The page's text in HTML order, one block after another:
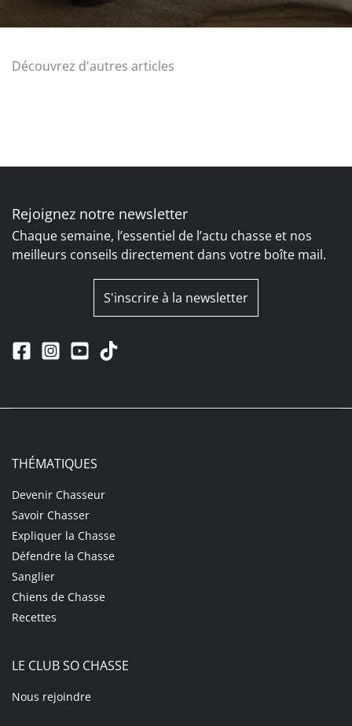
Découvrez d'autres articles
Rejoignez notre newsletter
Chaque semaine, l’essentiel de l’actu chasse et nos
meilleurs conseils directement dans votre boîte mail.
S'inscrire à la newsletter
THÉMATIQUES
Devenir Chasseur
Savoir Chasser
Expliquer la Chasse
Défendre la Chasse
Sanglier
Chiens de Chasse
Recettes
LE CLUB SO CHASSE
Nous rejoindre